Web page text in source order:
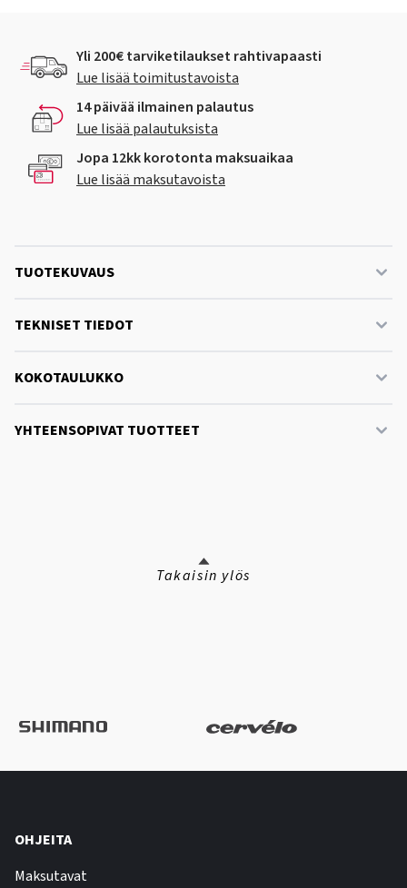
Yli 200€ tarviketilaukset rahtivapaasti
Lue lisää toimitustavoista
14 päivää ilmainen palautus
Lue lisää palautuksista
Jopa 12kk korotonta maksuaikaa
Lue lisää maksutavoista
TUOTEKUVAUS
TEKNISET TIEDOT
KOKOTAULUKKO
YHTEENSOPIVAT TUOTTEET
Takaisin ylös
OHJEITA
Maksutavat